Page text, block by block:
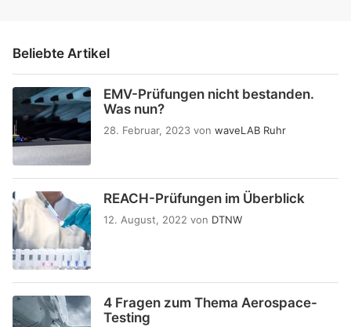
Beliebte Artikel
EMV-Prüfungen nicht bestanden.
Was nun?
28. Februar, 2023 von waveLAB Ruhr
REACH-Prüfungen im Überblick
12. August, 2022 von DTNW
4 Fragen zum Thema Aerospace-
Testing